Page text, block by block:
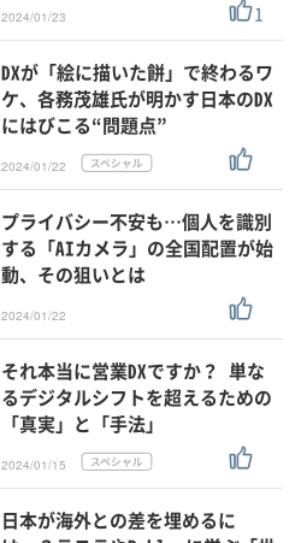
2024/01/23 1
DXが「絵に描いた餅」で終わるワ
ケ、各務茂雄氏が明かす日本のDX
にはびこる“問題点”
2024/01/22
プライバシー不安も…個人を識別
する「AIカメラ」の全国配置が始
動、その狙いとは
2024/01/22
それ本当に営業DXですか？ 単な
るデジタルシフトを超えるための
「真実」と「手法」
2024/01/15
日本が海外との差を埋めるに